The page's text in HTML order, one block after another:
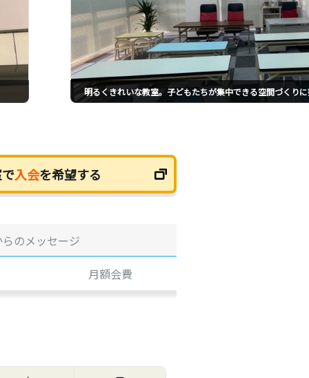
明るくきれいな教室。子どもたちが集中できる空間づくり
入会を希望する
のメッセージ
月額会費